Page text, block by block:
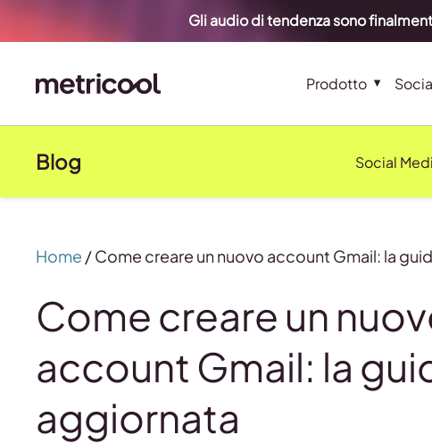
Gli audio di tendenza sono
Prodotto
Blog Social
Home /Come creare un nuovo account Gmail: la
Come creare un
account Gmail: la
aggiornata